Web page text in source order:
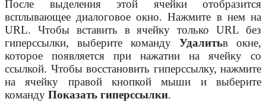
После выделения этой ячейки отобразится
всплывающее диалоговое окно. Нажмите в нем на
URL. Чтобы вставить в ячейку только URL без
гиперссылки, выберите команду Удалитьв окне,
которое появляется при нажатии на ячейку со
ссылкой. Чтобы восстановить гиперссылку, нажмите
на ячейку правой кнопкой мыши и выберите
команду Показать гиперссылки.